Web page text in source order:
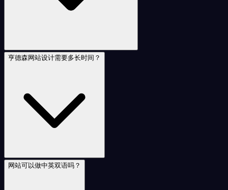
亨德森网站设计需要多长时间？
网站可以做中英双语吗？